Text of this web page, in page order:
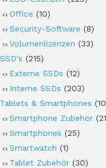
Office (10)
Security-Software (8)
Volumenlizenzen (33)
SSD's (215)
Externe SSDs (12)
Interne SSDs (203)
Tablets & Smartphones
Smartphone Zubehör
Smartphones (25)
Smartwatch (1)
Tablet Zubehör (30)